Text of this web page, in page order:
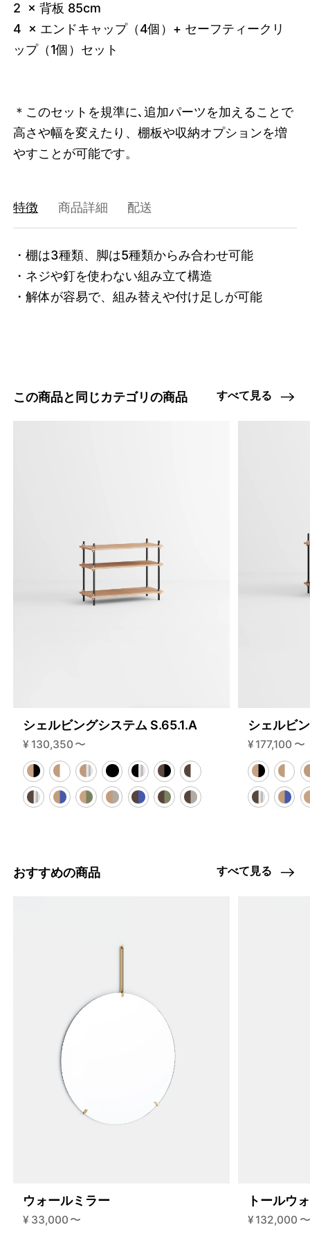
4459881365736 オーク/ステンレススチール NEW
46592216858856
/products/shelving-system-s-
2 × 背板 85cm
4 × エンドキャップ（4個）+ セーフティークリ
ップ（1個）セット
＊このセットを規準に､追加パーツを加えることで
高さや幅を変えたり、棚板や収納オプションを増
やすことが可能です。
特徴 商品詳細 配送
・棚は3種類、脚は5種類からみ合わせ可能
・ネジや釘を使わない組み立て構造
・解体が容易で、組み替えや付け足しが可能
この商品と同じカテゴリの商品 すべて見る
シェルビングシステム S.65.1.A
¥ 130,350 〜
シェルビ
¥ 177,100 〜
おすすめの商品 すべて見る
ウォールミラー
¥ 33,000 〜
トールウ
¥ 132,000 〜